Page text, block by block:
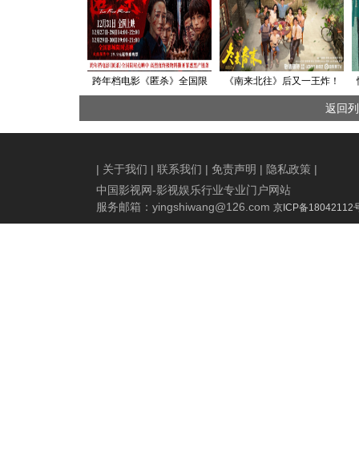
跨年档电影《匿杀》全国限
开罪恶黑产链条
《南来北往》后又一王炸！
《冬去春来》央视爱奇艺开
播
返回
| 关于我们 | 联系我们 | 免责声明 | 隐私政策 |
中国影视网-影视娱乐行业专业门户网站
服务邮箱： yingshiwang@126.com 京ICP备18042112